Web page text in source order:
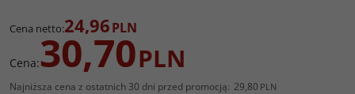
Cena netto:24,96PLN
Cena:30,70PLN
Najniższa cena z ostatnich 30 dni przed promocją: 29,80 PLN